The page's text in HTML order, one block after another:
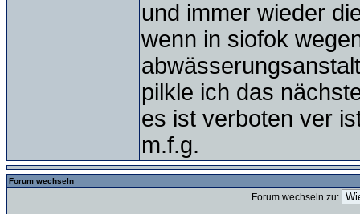
und immer wieder
wenn in siofok
pilkle ich das
es ist verboten ver
m.f.g.
Forum wechseln
Forum wechseln zu: